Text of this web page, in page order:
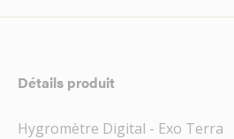
Détails produit
Hygromètre Digital - Exo Terra